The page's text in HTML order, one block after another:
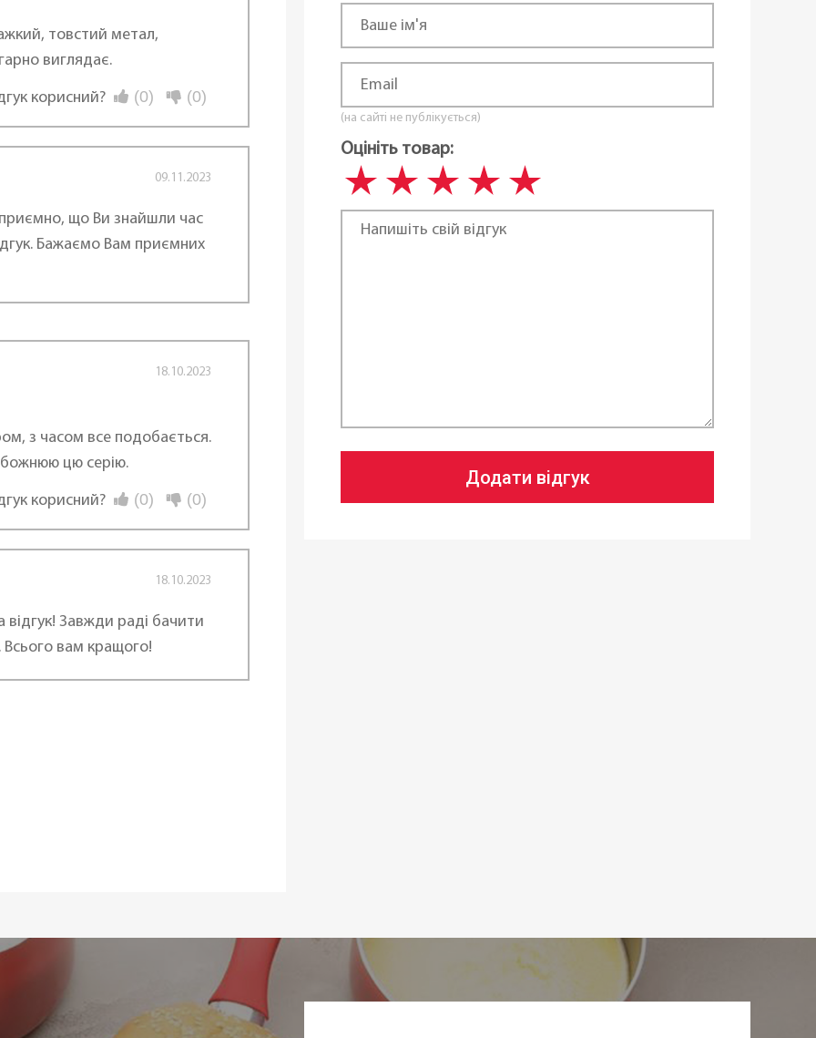
13
Газові, Електричні, Склокерамічні,
Індукційні
машині:
В наявності
Чехія
товстий метал,
виглядає.
корисний? (0) (0)
09.11.2023
що Ви знайшли час
Бажаємо Вам приємних
18.10.2023
з часом все подобається.
цю серію.
корисний? (0) (0)
18.10.2023
Завжди раді бачити
Всього вам кращого!
(на сайті не публікується)
Оцініть товар:
Додати відгук